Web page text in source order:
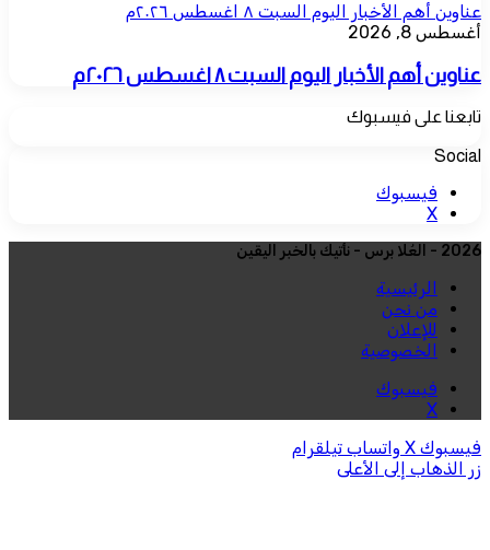
عناوين أهم الأخبار اليوم السبت ٨ اغسطس ٢٠٢٦م
أغسطس 8, 2026
عناوين أهم الأخبار اليوم السبت ٨ اغسطس ٢٠٢٦م
تابعنا على فيسبوك
Social
فيسبوك
‫X
2026 - العُلا برس - نأتيك بالخبر اليقين
الرئيسية
من نحن
للإعلان
الخصوصية
فيسبوك
‫X
فيسبوك ‫X واتساب تيلقرام
زر الذهاب إلى الأعلى